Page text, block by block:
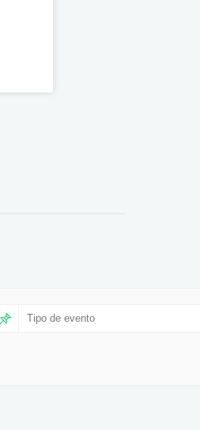
Tipo de evento